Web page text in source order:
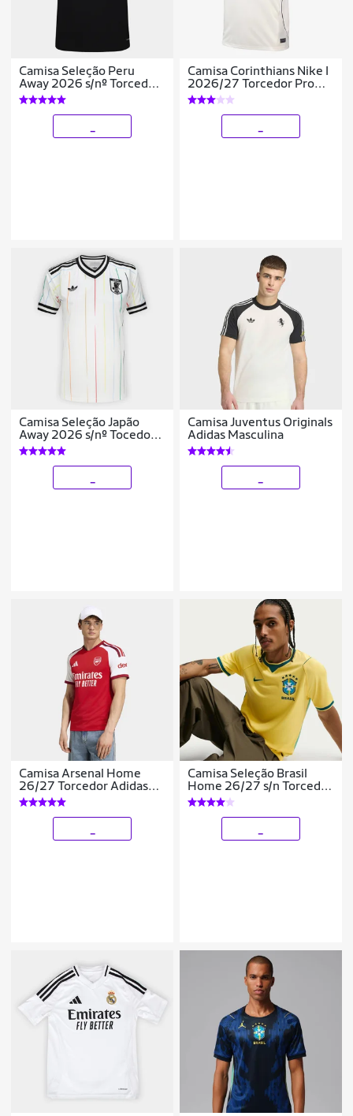
Camisa Seleção Peru
Away 2026 s/nº Torcedor
Adidas Originals
Masculina
Camisa Corinthians Nike I
2026/27 Torcedor Pro
Masculina
Camisa Seleção Japão
Away 2026 s/nº Tocedor
Adidas Originals Feminina
Camisa Juventus Originals
Adidas Masculina
Camisa Arsenal Home
26/27 Torcedor Adidas
Masculina
Camisa Seleção Brasil
Home 26/27 s/n Torcedor
Nike Masculina